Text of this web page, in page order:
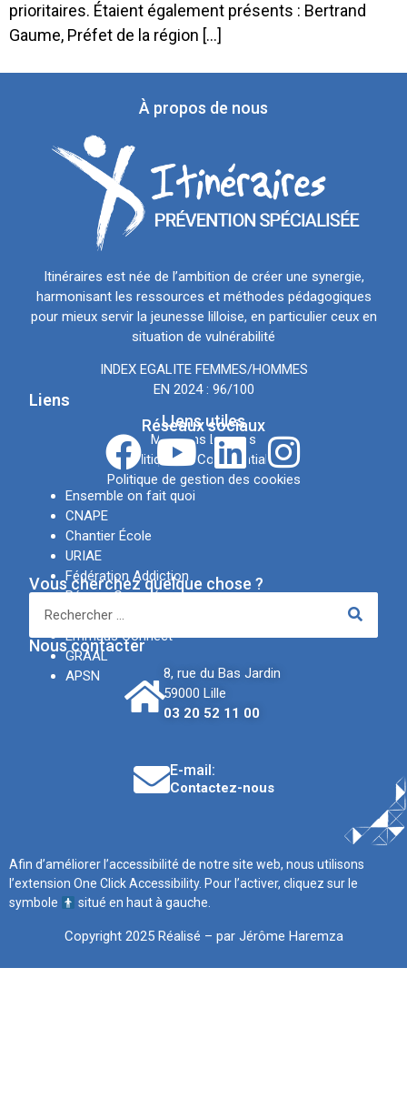
prioritaires. Étaient également présents : Bertrand
Gaume, Préfet de la région […]
À propos de nous
Itinéraires est née de l’ambition de créer une synergie,
harmonisant les ressources et méthodes pédagogiques
pour mieux servir la jeunesse lilloise, en particulier ceux en
situation de vulnérabilité
INDEX EGALITE FEMMES/HOMMES
EN 2024 : 96/100
LIens utiles
Mentions Légales
Politique de Confidentialité
Politique de gestion des cookies
Liens
Réseaux sociaux
Ensemble on fait quoi
CNAPE
Chantier École
URIAE
Fédération Addiction
Réseau Canopé
IREV
Emmaüs Connect
GRAAL
APSN
Vous cherchez quelque chose ?
Nous contacter
8, rue du Bas Jardin
59000 Lille
03 20 52 11 00
E-mail:
Contactez-nous
Afin d’améliorer l’accessibilité de notre site web, nous utilisons
l’extension One Click Accessibility. Pour l’activer, cliquez sur le
symbole
situé en haut à gauche.
Copyright 2025 Réalisé – par Jérôme Haremza